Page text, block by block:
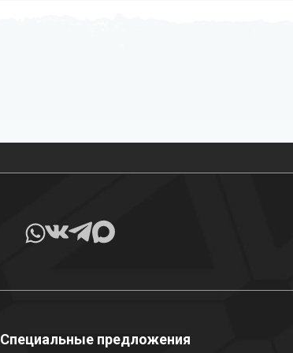
Специальные предложения